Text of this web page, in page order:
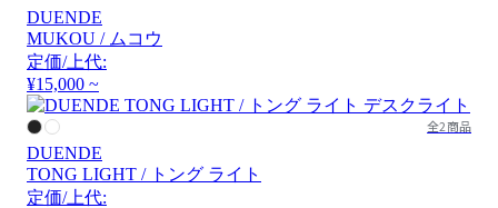
DUENDE
MUKOU / ムコウ
定価/上代:
¥15,000 ~
全2商品
DUENDE
TONG LIGHT / トング ライト
定価/上代: